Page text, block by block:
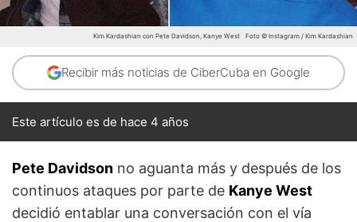
Kim Kardashian con Pete Davidson, Kanye West Foto © Instagram / Kim Kardashian
Recibir más noticias de CiberCuba en Google
Este artículo es de hace 4 años
Pete Davidson no aguanta más y después de los
continuos ataques por parte de Kanye West
decidió entablar una conversación con el vía